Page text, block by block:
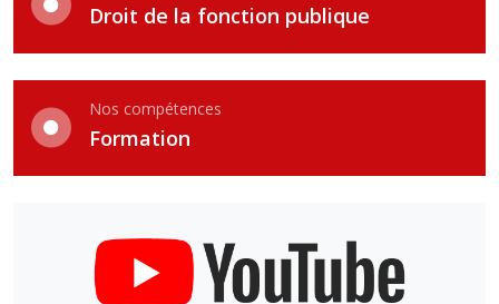
Droit de la fonction publique
Nos compétences
Formation